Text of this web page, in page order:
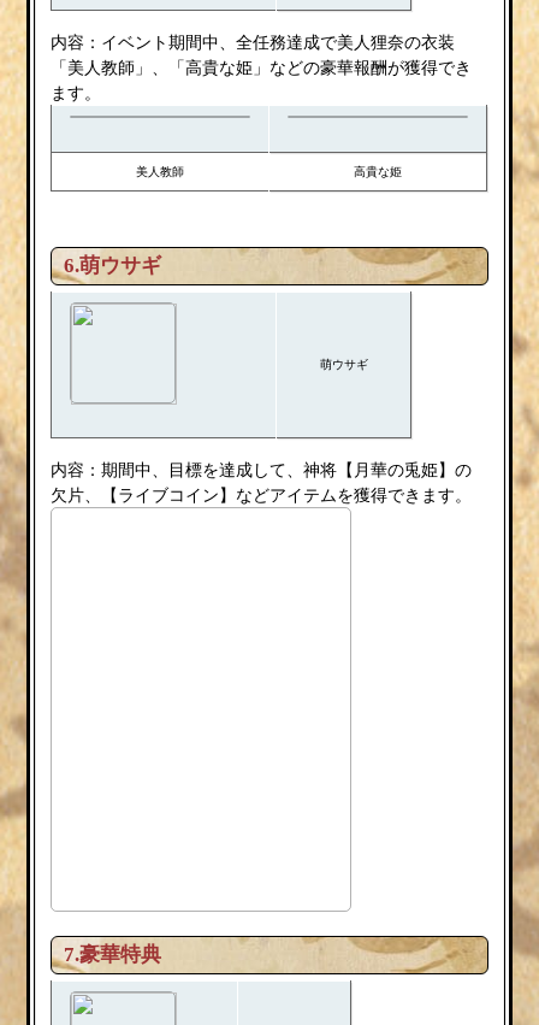
内容：イベント期間中、全任務達成で美人狸奈の衣装
「美人教師」、「高貴な姫」などの豪華報酬が獲得でき
ます。
美人教師 高貴な姫
6.萌ウサギ
萌ウサギ
内容：期間中、目標を達成して、神将【月華の兎姫】の
欠片、【ライブコイン】などアイテムを獲得できます。
7.豪華特典